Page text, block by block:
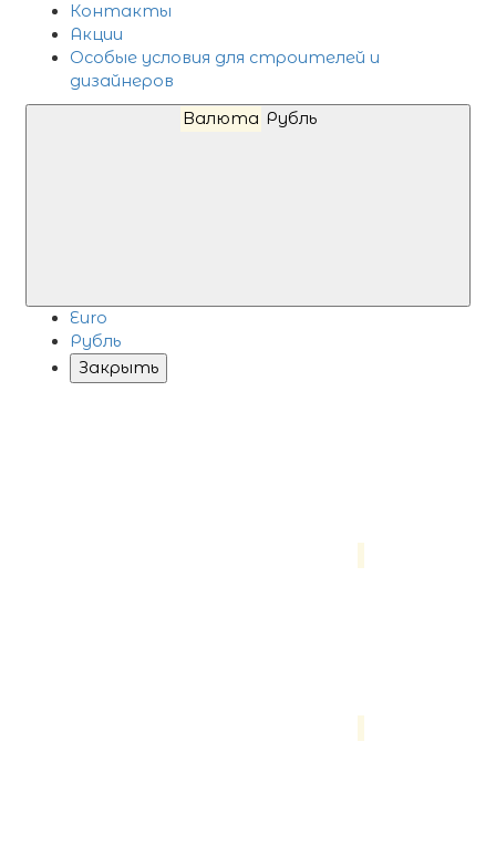
Контакты
Акции
Особые условия для строителей и
дизайнеров
Валюта Рубль
Euro
Рубль
Закрыть